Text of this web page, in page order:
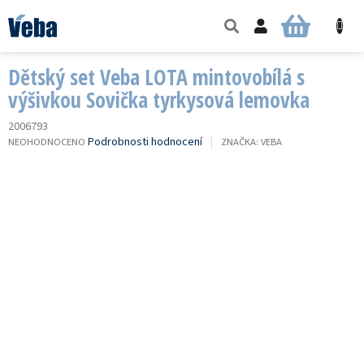
na
obsah
NÁKUPNÍ
Dětský set Veba LOTA mintovobílá s
výšivkou Sovička tyrkysová lemovka
2006793
PRŮMĚRNÉ
NEOHODNOCENO Podrobnosti hodnocení ZNAČKA: VEBA